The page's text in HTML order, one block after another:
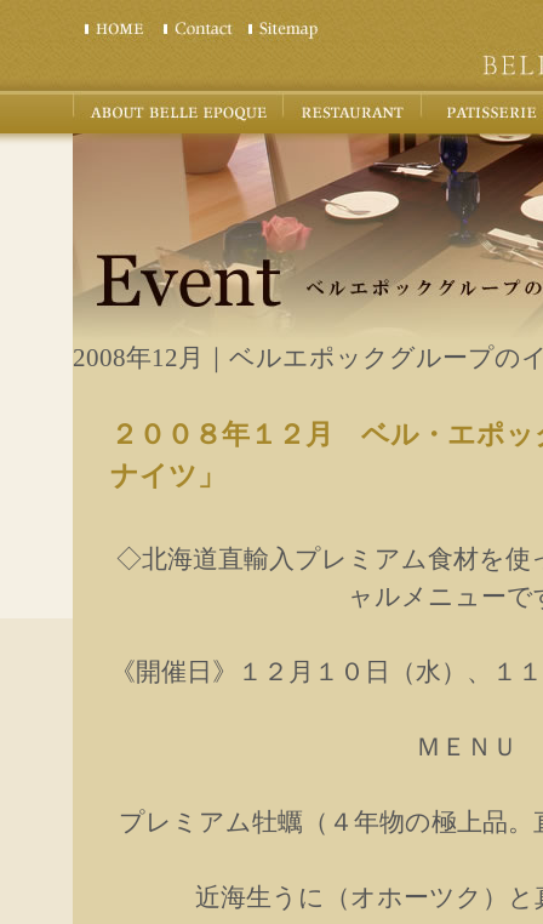
2008年12月｜ベルエポックグループの
２００８年１２月 ベル・エポ
ナイツ」
◇北海道直輸入プレミアム食材を使
ャルメニューで
《開催日》１２月１０日（水）、１
ＭＥＮＵ
プレミアム牡蠣（４年物の極上品
近海生うに（オホーツク）と